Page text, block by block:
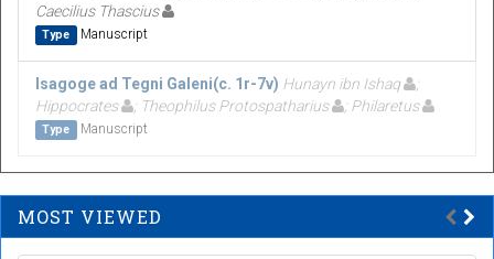
Caecilius Thascius
Type Manuscript
Isagoge ad Tegni Galeni(c. 1r-7v) Hunayn ibn Ishaq
Hippocrates
; Theophilus Protospatharius ; Philaretus
Type Manuscript
MOST VIEWED